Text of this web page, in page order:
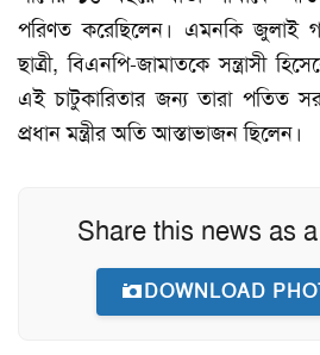
পরিণত করেছিলেন। এমনকি জুলাই
ছাত্রী, বিএনপি-জামাতকে সন্ত্রাসী
এই চাটুকারিতার জন্য তারা পতিত
প্রধান মন্ত্রীর অতি আস্তাভাজন ছিলেন।
Share this news as
DOWNLOAD